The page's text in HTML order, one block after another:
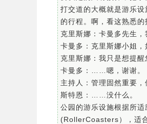
打交道的大概就是游乐
的行程。啊，看这熟悉
克里斯娜：卡曼多先生
卡曼多：克里斯娜小姐
克里斯娜：我只是想提醒
卡曼多：……嗯，谢谢。
主持人：管理固然重要
斯特恩：……没什么。
公园的游乐设施根据所
(RollerCoasters），适